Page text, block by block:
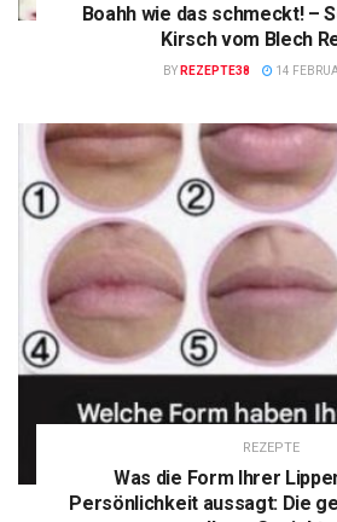
Boahh wie das schmeckt! –
Kirsch vom Blech
BY REZEPTE38 14
REZEPTE
Was die Form Ihrer
Persönlichkeit aussagt: Die